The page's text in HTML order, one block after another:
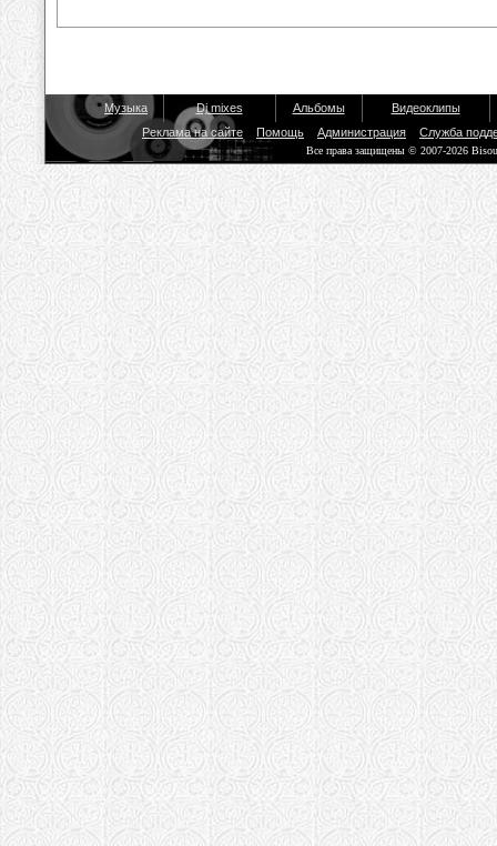
Музыка Dj mixes Альбомы
Видеоклипы
Реклама на сайте
Помощь Администрация Служба
Все права защищены © 2007-2026